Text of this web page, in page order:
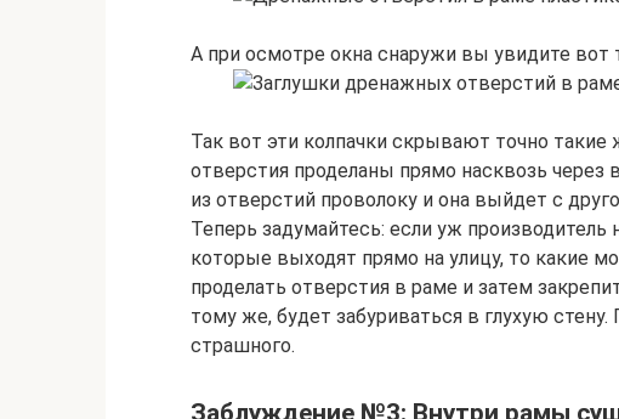
А при осмотре окна снаружи вы увидите вот
Так вот эти колпачки скрывают точно такие
отверстия проделаны прямо насквозь
из отверстий проволоку и она выйдет с
Теперь задумайтесь: если уж производитель
которые выходят прямо на улицу, то какие
проделать отверстия в раме и затем
тому же, будет забуриваться в глухую
страшного.
Заблуждение №3: Внутри рамы